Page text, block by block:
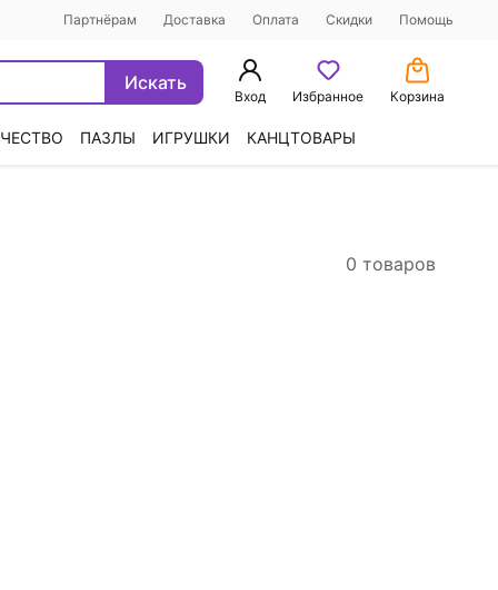
Партнёрам Доставка Оплата Скидки Помощь
Искать
Вход Избранное Корзина
ПАЗЛЫ ИГРУШКИ КАНЦТОВАРЫ
0 товаров